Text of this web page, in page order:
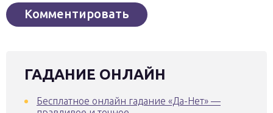
ГАДАНИЕ ОНЛАЙН
Бесплатное онлайн гадание «Да-Нет» —